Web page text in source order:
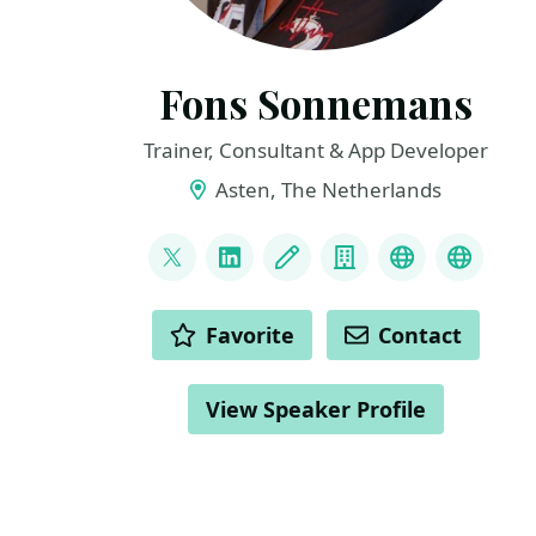
Fons Sonnemans
Trainer, Consultant & App Developer
Asten, The Netherlands
LINKS
@fonssonnemans
LinkedInBlog Company
Bluesky
ACTIONS Favorite Contact
View Speaker Profile